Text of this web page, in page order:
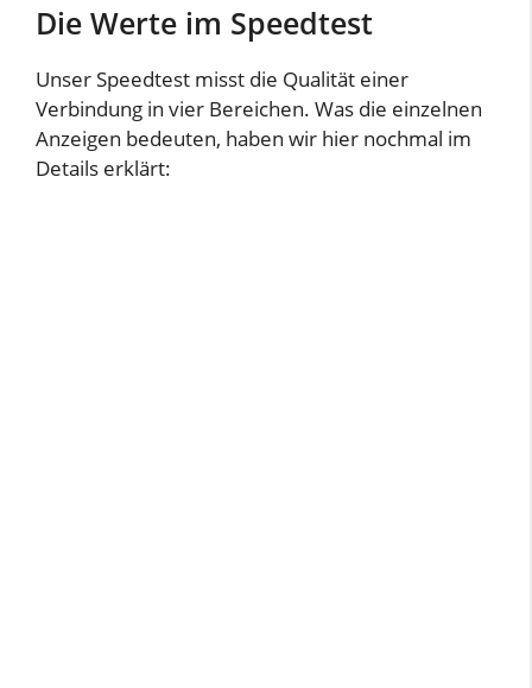
Die Werte im Speedtest
Unser Speedtest misst die Qualität einer
Verbindung in vier Bereichen. Was die einzelnen
Anzeigen bedeuten, haben wir hier nochmal im
Details erklärt: